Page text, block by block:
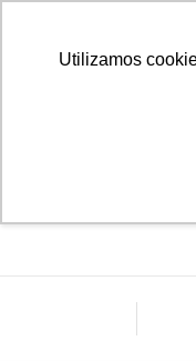
Utilizamos